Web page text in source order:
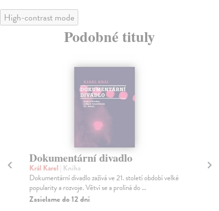
High-contrast mode
Podobné tituly
Dokumentární divadlo
Král Karel | Kniha
Dokumentární divadlo zažívá ve 21. století období velké
popularity a rozvoje. Větví se a prolíná do ...
Zasielame do 12 dní